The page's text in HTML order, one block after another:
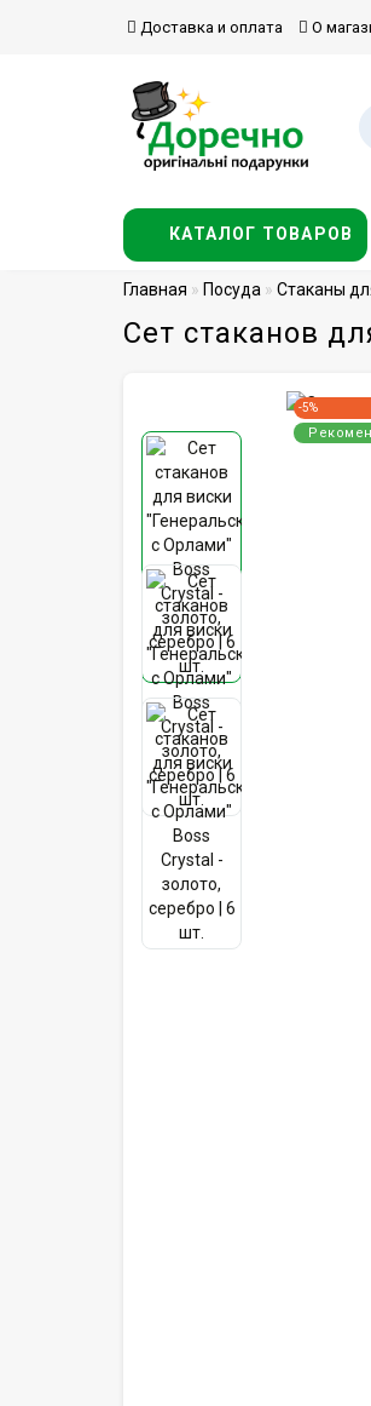
Доставка и оплата О
КАТАЛОГ ТОВАРОВ
Главная Посуда Стаканы
Сет стаканов
-5%